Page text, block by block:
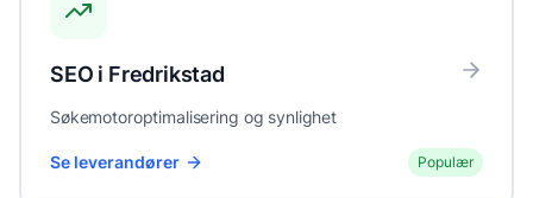
SEO i Fredrikstad
Søkemotoroptimalisering og synlighet
Se leverandører Populær